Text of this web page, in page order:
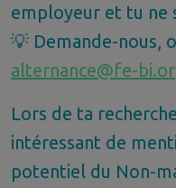
employeur et tu ne
💡 Demande-nous,
alternance@fe-
Lors de ta
intéressant de
potentiel du Non-